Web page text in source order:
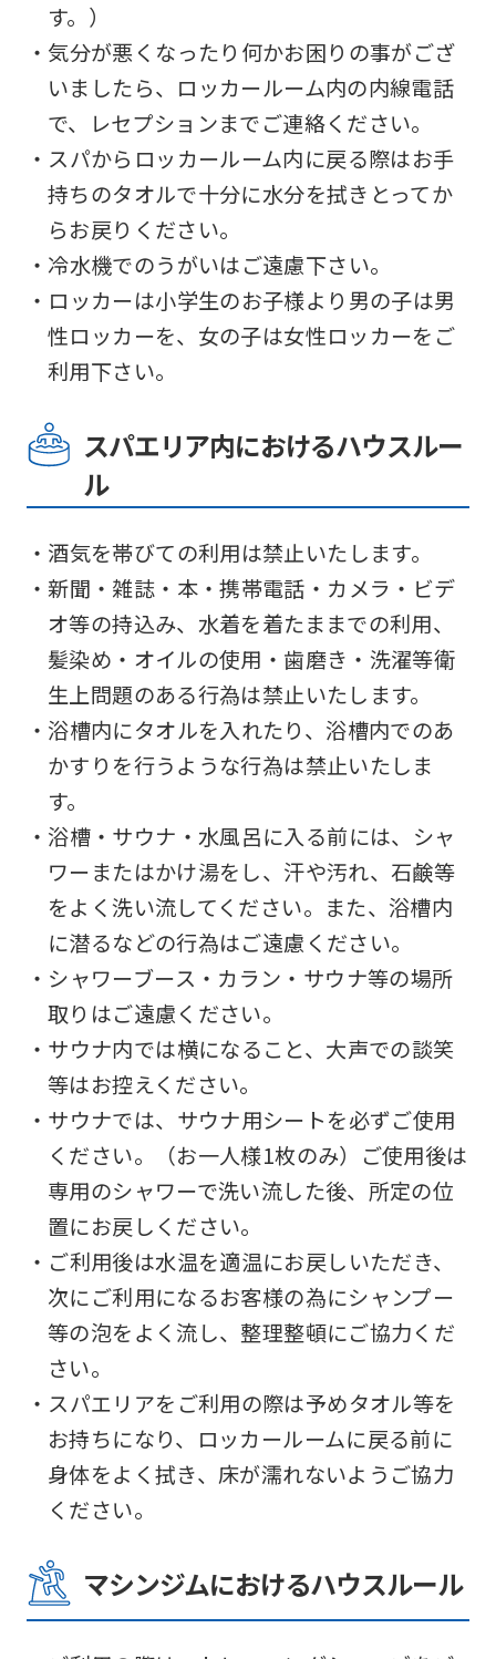
す。）
・気分が悪くなったり何かお困りの事がござ
いましたら、ロッカールーム内の内線電話
で、レセプションまでご連絡ください。
・スパからロッカールーム内に戻る際はお手
持ちのタオルで十分に水分を拭きとってか
らお戻りください。
・冷水機でのうがいはご遠慮下さい。
・ロッカーは小学生のお子様より男の子は男
性ロッカーを、女の子は女性ロッカーをご
利用下さい。
スパエリア内におけるハウスルー
ル
・酒気を帯びての利用は禁止いたします。
・新聞・雑誌・本・携帯電話・カメラ・ビデ
オ等の持込み、水着を着たままでの利用、
髪染め・オイルの使用・歯磨き・洗濯等衛
生上問題のある行為は禁止いたします。
・浴槽内にタオルを入れたり、浴槽内でのあ
かすりを行うような行為は禁止いたしま
す。
・浴槽・サウナ・水風呂に入る前には、シャ
ワーまたはかけ湯をし、汗や汚れ、石鹸等
をよく洗い流してください。また、浴槽内
に潜るなどの行為はご遠慮ください。
・シャワーブース・カラン・サウナ等の場所
取りはご遠慮ください。
・サウナ内では横になること、大声での談笑
等はお控えください。
・サウナでは、サウナ用シートを必ずご使用
ください。（お一人様1枚のみ）ご使用後は
専用のシャワーで洗い流した後、所定の位
置にお戻しください。
・ご利用後は水温を適温にお戻しいただき、
次にご利用になるお客様の為にシャンプー
等の泡をよく流し、整理整頓にご協力くだ
さい。
・スパエリアをご利用の際は予めタオル等を
お持ちになり、ロッカールームに戻る前に
身体をよく拭き、床が濡れないようご協力
ください。
マシンジムにおけるハウスルール
For
foreigners
Central
Sports
official
website
is
automatically
translated
English.
Click
the
below
(start
automatic
to
return
to
page.
However,